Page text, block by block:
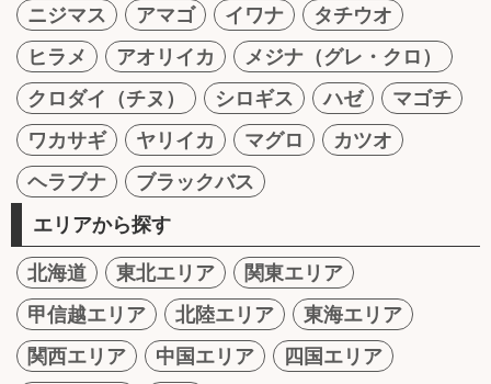
ニジマス
アマゴ イワナ
タチウオ
ヒラメ
アオリイカ
メジナ（グレ・クロ）
クロダイ（チヌ）
シロギス ハゼ
マゴチ
ワカサギ
ヤリイカ マグロ
カツオ
ヘラブナ
ブラックバス
エリアから探す
北海道 東北エリア
関東エリア
甲信越エリア
北陸エリア
東海エリア
関西エリア
中国エリア
四国エリア